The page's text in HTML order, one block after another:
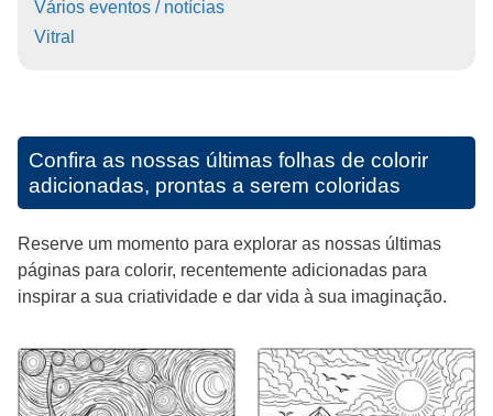
Vários eventos / notícias
Vitral
Confira as nossas últimas folhas de colorir
adicionadas, prontas a serem coloridas
Reserve um momento para explorar as nossas últimas
páginas para colorir, recentemente adicionadas para
inspirar a sua criatividade e dar vida à sua imaginação.